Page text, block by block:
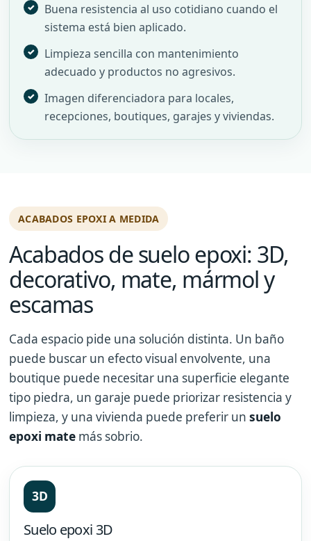
Buena resistencia al uso cotidiano cuando el
sistema está bien aplicado.
Limpieza sencilla con mantenimiento
adecuado y productos no agresivos.
Imagen diferenciadora para locales,
recepciones, boutiques, garajes y viviendas.
ACABADOS EPOXI A MEDIDA
Acabados de suelo epoxi: 3D,
decorativo, mate, mármol y
escamas
Cada espacio pide una solución distinta. Un baño
puede buscar un efecto visual envolvente, una
boutique puede necesitar una superficie elegante
tipo piedra, un garaje puede priorizar resistencia y
limpieza, y una vivienda puede preferir un suelo
epoxi mate más sobrio.
3D
Suelo epoxi 3D